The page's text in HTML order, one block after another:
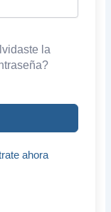
la
ahora